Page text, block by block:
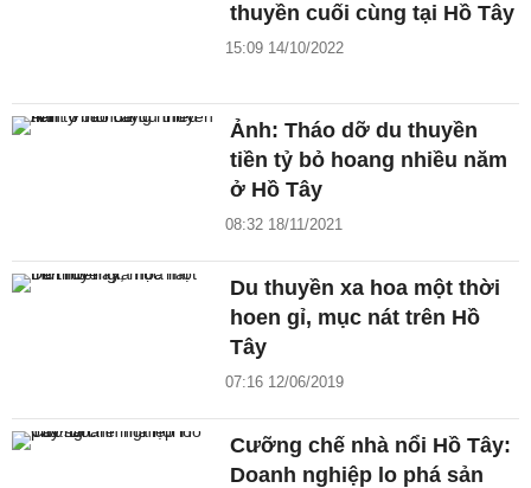
thuyền cuối cùng tại Hồ Tây
15:09 14/10/2022
Ảnh: Tháo dỡ du thuyền
tiền tỷ bỏ hoang nhiều năm
ở Hồ Tây
08:32 18/11/2021
Du thuyền xa hoa một thời
hoen gỉ, mục nát trên Hồ
Tây
07:16 12/06/2019
Cưỡng chế nhà nổi Hồ Tây:
Doanh nghiệp lo phá sản